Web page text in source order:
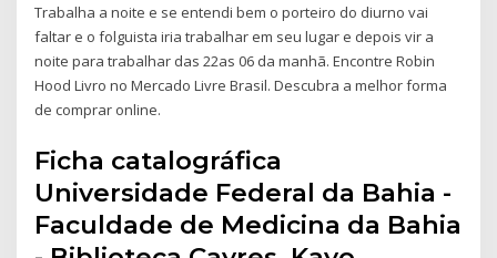
Trabalha a noite e se entendi bem o porteiro do diurno vai
faltar e o folguista iria trabalhar em seu lugar e depois vir a
noite para trabalhar das 22as 06 da manhã. Encontre Robin
Hood Livro no Mercado Livre Brasil. Descubra a melhor forma
de comprar online.
Ficha catalográfica
Universidade Federal da Bahia -
Faculdade de Medicina da Bahia